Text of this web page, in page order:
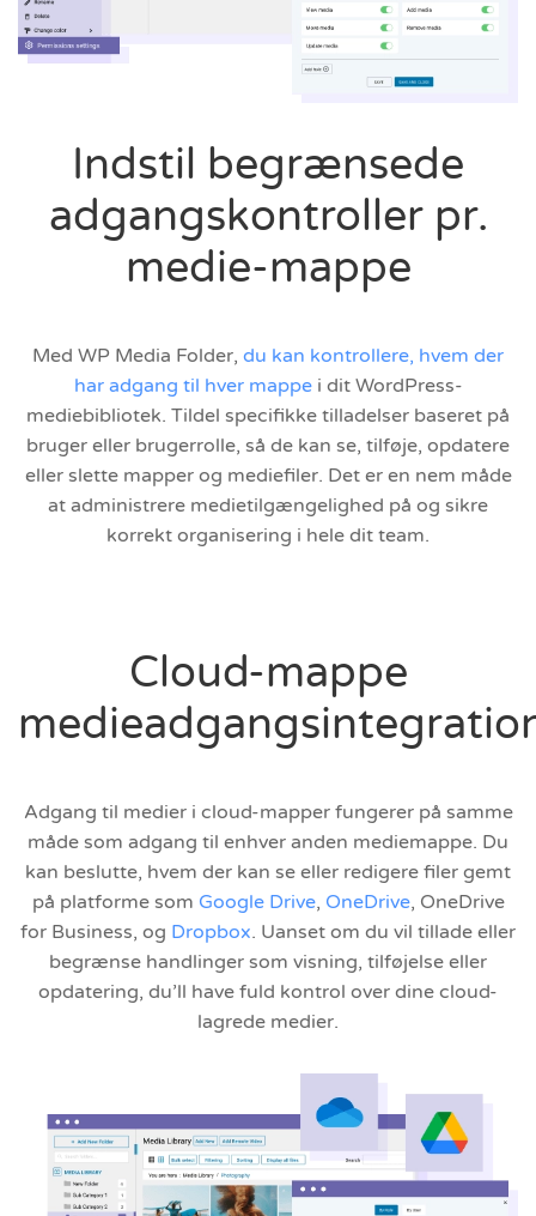
Indstil begrænsede
adgangskontroller pr.
medie-mappe
Med WP Media Folder, du kan kontrollere, hvem der
har adgang til hver mappei dit WordPress-
mediebibliotek. Tildel specifikke tilladelser baseret på
bruger eller brugerrolle, så de kan se, tilføje, opdatere
eller slette mapper og mediefiler. Det er en nem måde
at administrere medietilgængelighed på og sikre
korrekt organisering i hele dit team.
Cloud-mappe
Adgang til medier i cloud-mapper fungerer på samme
måde som adgang til enhver anden mediemappe. Du
kan beslutte, hvem der kan se eller redigere filer gemt
på platforme som Google Drive, OneDrive, OneDrive
for Business, og Dropbox. Uanset om du vil tillade eller
begrænse handlinger som visning, tilføjelse eller
opdatering, du’ll have fuld kontrol over dine cloud-
lagrede medier.